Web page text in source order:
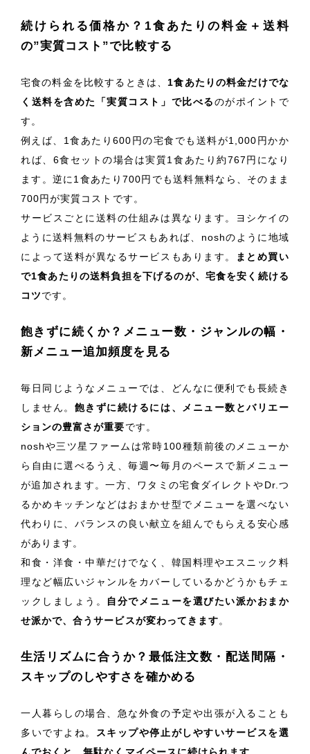
続けられる価格か？1食あたりの料金＋送料
の”実質コスト”で比較する
宅食の料金を比較するときは、 1食あたりの料金だけでな
く送料を含めた「実質コスト」で比べるのがポイントで
す。
例えば、1食あたり600円の宅食でも送料が1,000円かか
れば、6食セットの場合は実質1食あたり約767円になり
ます。逆に1食あたり700円でも送料無料なら、そのまま
700円が実質コストです。
サービスごとに送料の仕組みは異なります。ヨシケイの
ように送料無料のサービスもあれば、noshのように地域
によって送料が異なるサービスもあります。
まとめ買い
で1食あたりの送料負担を下げるのが、宅食を安く続ける
コツです。
飽きずに続くか？メニュー数・ジャンルの幅・
新メニュー追加頻度を見る
毎日同じようなメニューでは、どんなに便利でも長続き
しません。 飽きずに続けるには、メニュー数とバリエー
ションの豊富さが重要です。
noshや三ツ星ファームは常時100種類前後のメニューか
ら自由に選べるうえ、毎週〜毎月のペースで新メニュー
が追加されます。一方、ワタミの宅食ダイレクトやDr.つ
るかめキッチンなどはおまかせ型でメニューを選べない
代わりに、バランスの良い献立を組んでもらえる安心感
があります。
和食・洋食・中華だけでなく、韓国料理やエスニック料
理など幅広いジャンルをカバーしているかどうかもチェ
ックしましょう。
自分でメニューを選びたい派かおまか
せ派かで、合うサービスが変わってきます。
生活リズムに合うか？最低注文数・配送間隔・
スキップのしやすさを確かめる
一人暮らしの場合、急な外食の予定や出張が入ることも
多いですよね。
スキップや停止がしやすいサービスを選